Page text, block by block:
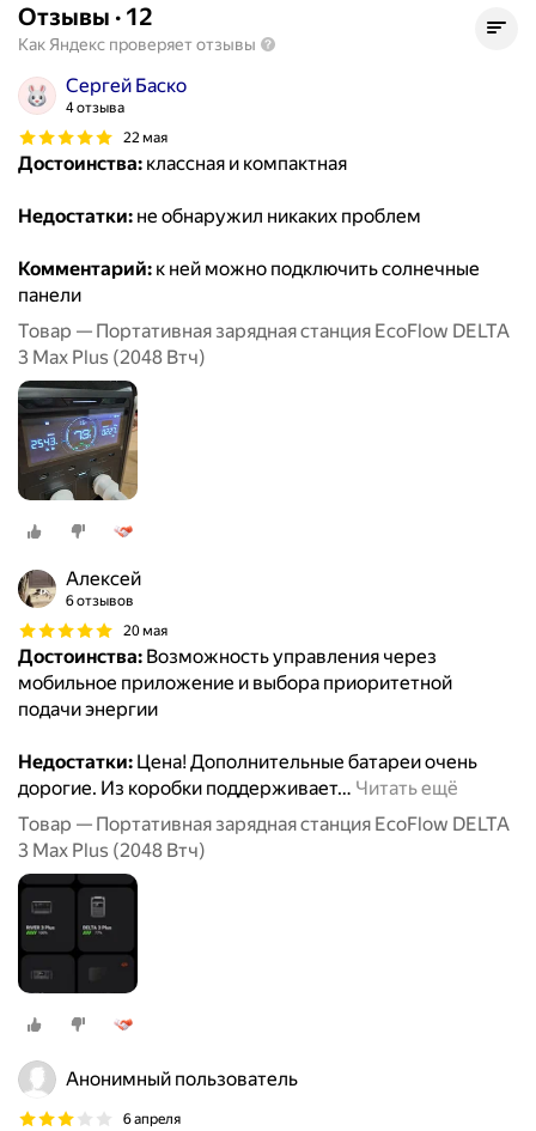
Отзывы · 12
Как Яндекс проверяет отзывы
Сергей Баско
4 отзыва
22 мая
Достоинства: классная и компактная
Недостатки: не обнаружил никаких проблем
Комментарий: к ней можно подключить солнечные
панели
Товар — Портативная зарядная станция EcoFlow DELTA
3 Max Plus (2048 Втч)
Алексей
6 отзывов
20 мая
Достоинства: Возможность управления через
мобильное приложение и выбора приоритетной
подачи энергии
Недостатки: Цена! Дополнительные батареи очень
дорогие. Из коробки поддерживает… Читать ещё
Товар — Портативная зарядная станция EcoFlow DELTA
3 Max Plus (2048 Втч)
Анонимный пользователь
6 апреля